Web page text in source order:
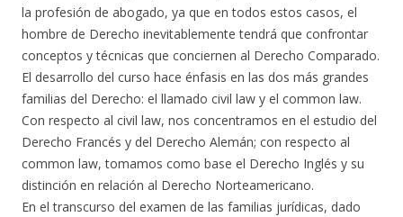
la profesión de abogado, ya que en todos estos casos, el
hombre de Derecho inevitablemente tendrá que confrontar
conceptos y técnicas que conciernen al Derecho Comparado.
El desarrollo del curso hace énfasis en las dos más grandes
familias del Derecho: el llamado civil law y el common law.
Con respecto al civil law, nos concentramos en el estudio del
Derecho Francés y del Derecho Alemán; con respecto al
common law, tomamos como base el Derecho Inglés y su
distinción en relación al Derecho Norteamericano.
En el transcurso del examen de las familias jurídicas, dado